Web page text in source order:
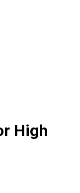
High